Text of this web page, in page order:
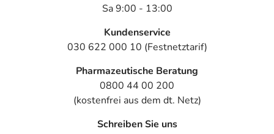
Sa 9:00 - 13:00
Kundenservice
030 622 000 10 (Festnetztarif)
Pharmazeutische Beratung
0800 44 00 200
(kostenfrei aus dem dt. Netz)
Schreiben Sie uns